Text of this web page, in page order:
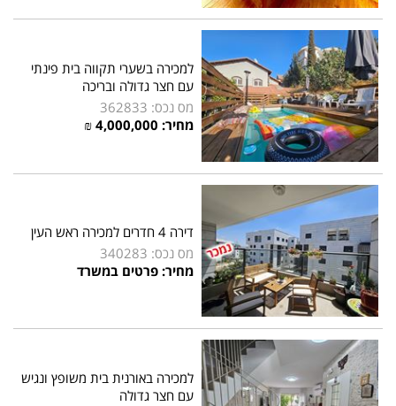
למכירה בשערי תקווה בית פינתי
עם חצר גדולה ובריכה
מס נכס: 362833
מחיר: 4,000,000 ₪
דירה 4 חדרים למכירה ראש העין
מס נכס: 340283
מחיר: פרטים במשרד
למכירה באורנית בית משופץ ונגיש
עם חצר גדולה